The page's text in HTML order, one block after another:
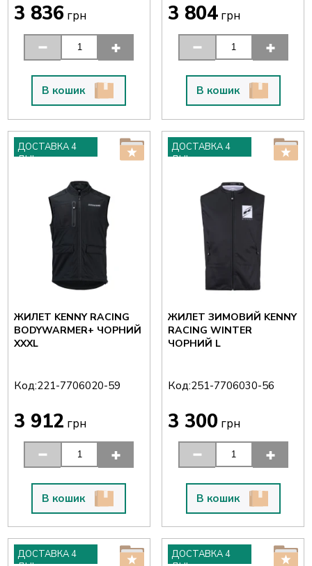
3 836 грн
В кошик
3 804 грн
В кошик
ДОСТАВКА 4
ДНІ
ЖИЛЕТ KENNY RACING
BODYWARMER+ ЧОРНИЙ
XXXL
Код:221-7706020-59
3 912 грн
В кошик
ДОСТАВКА 4
ДНІ
ЖИЛЕТ ЗИМОВИЙ KENNY
RACING WINTER
ЧОРНИЙ L
Код:251-7706030-56
3 300 грн
В кошик
ДОСТАВКА 4
ДОСТАВКА 4